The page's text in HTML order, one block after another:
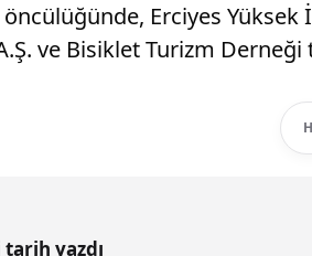
Erciyes
ve Bisiklet Turizm
yazdı